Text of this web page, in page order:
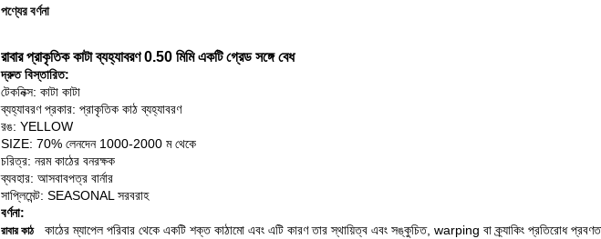
পণ্যের বর্ণনা
রাবার প্রাকৃতিক কাটা ব্যহ্যাবরণ 0.50 মিমি একটি গ্রেড সঙ্গে বেধ
দ্রুত বিস্তারিত:
টেকনিক্স: কাটা কাটা
ব্যহ্যাবরণ প্রকার: প্রাকৃতিক কাঠ ব্যহ্যাবরণ
রঙ: YELLOW
SIZE: 70% লেনদেন 1000-2000 ম থেকে
চরিত্র: নরম কাঠের বনরক্ষক
ব্যবহার: আসবাবপত্র বার্নার
সাপ্লিমেন্ট: SEASONAL সরবরাহ
বর্ণনা:
রাবার কাঠ
কাঠের ম্যাপেল পরিবার থেকে একটি শক্ত কাঠামো এবং এটি কারণ তার স্থায়িত্ব এবং সঙ্কুচিত, warping বা ক্র্যাকিং প্রতিরোধ